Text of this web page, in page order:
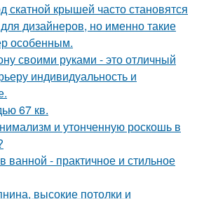
скатной крышей часто становятся
дизайнеров, но именно такие
особенным.
своими руками - это отличный
индивидуальность и
67 кв.
и утонченную роскошь в
ванной - практичное и стильное
высокие потолки и